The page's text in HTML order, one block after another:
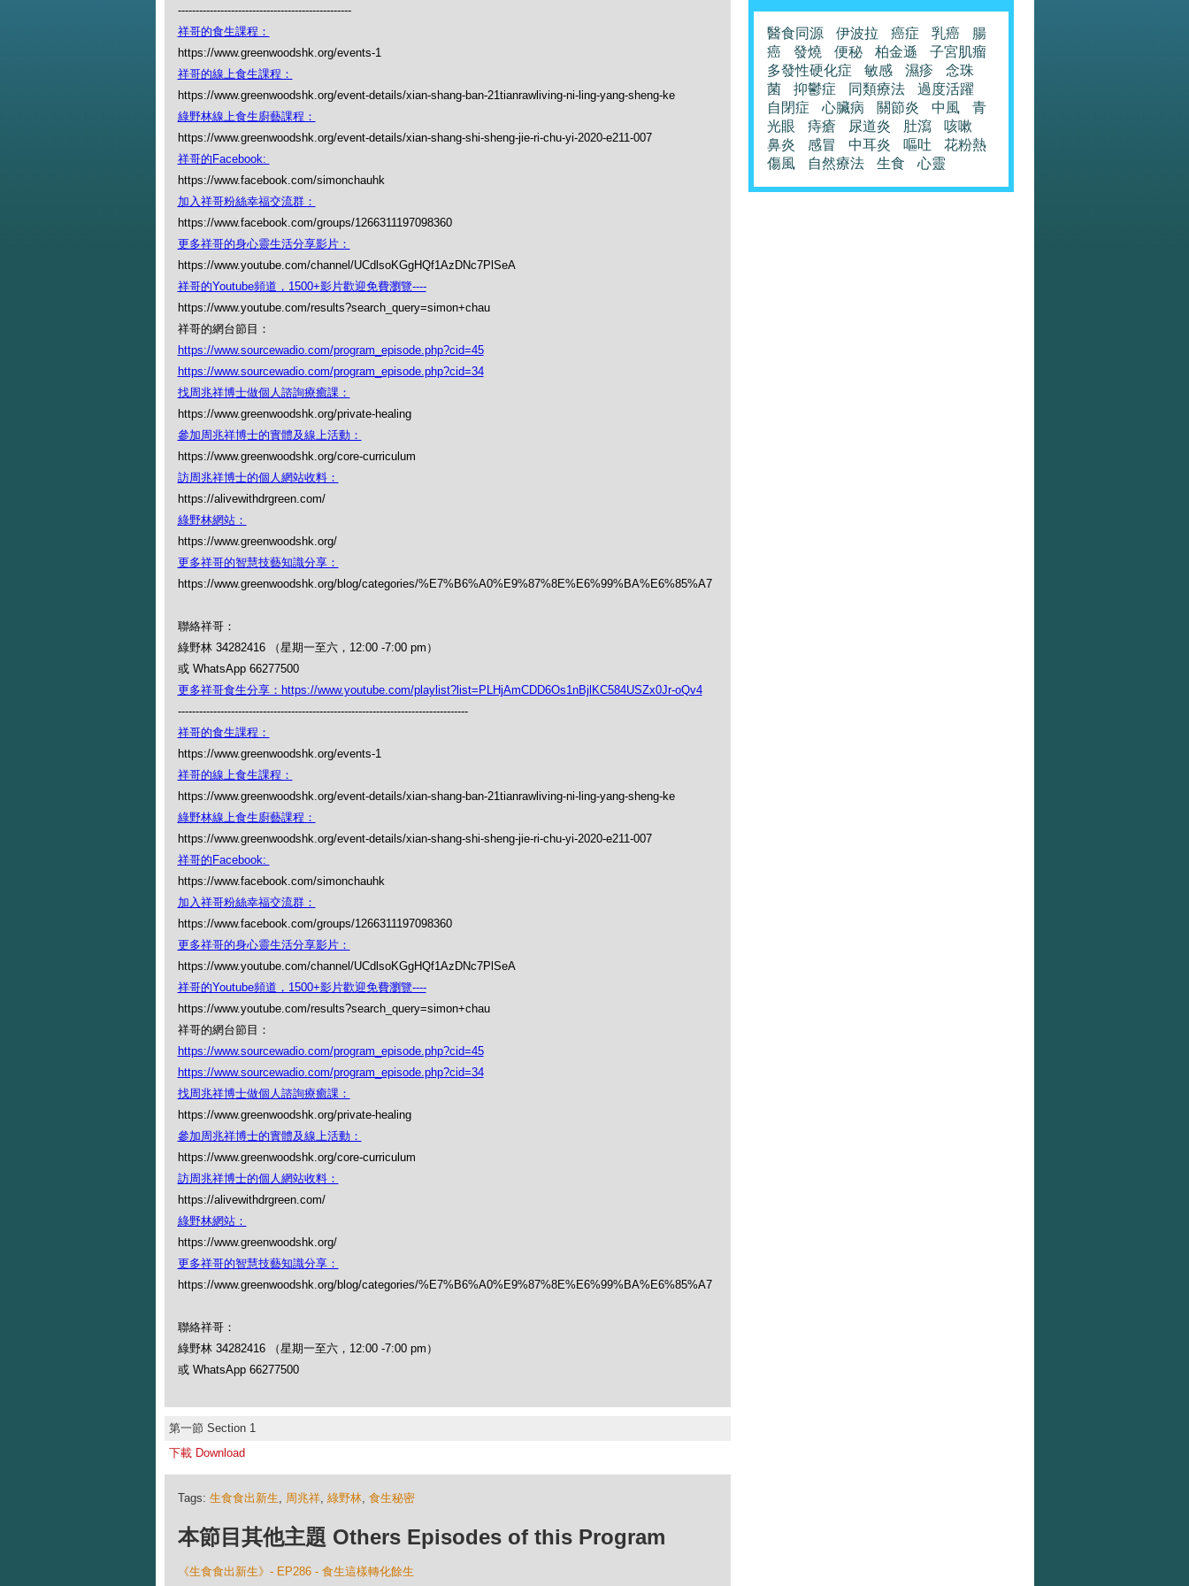
-------------------------------------------------
祥哥的食生課程：
https://www.greenwoodshk.org/events-1
祥哥的線上食生課程：
https://www.greenwoodshk.org/event-details/xian-shang-ban-21tianrawliving-ni-ling-yang-sheng-ke
綠野林線上食生廚藝課程：
https://www.greenwoodshk.org/event-details/xian-shang-shi-sheng-jie-ri-chu-yi-2020-e211-007
祥哥的Facebook:
https://www.facebook.com/simonchauhk
加入祥哥粉絲幸福交流群：
https://www.facebook.com/groups/1266311197098360
更多祥哥的身心靈生活分享影片：
https://www.youtube.com/channel/UCdlsoKGgHQf1AzDNc7PlSeA
祥哥的Youtube頻道，1500+影片歡迎免費瀏覽----
https://www.youtube.com/results?search_query=simon+chau
祥哥的網台節目：
https://www.sourcewadio.com/program_episode.php?cid=45
https://www.sourcewadio.com/program_episode.php?cid=34
找周兆祥博士做個人諮詢療癒課：
https://www.greenwoodshk.org/private-healing
參加周兆祥博士的實體及線上活動：
https://www.greenwoodshk.org/core-curriculum
訪周兆祥博士的個人網站收料：
https://alivewithdrgreen.com/
綠野林網站：
https://www.greenwoodshk.org/
更多祥哥的智慧技藝知識分享：
https://www.greenwoodshk.org/blog/categories/%E7%B6%A0%E9%87%8E%E6%99%BA%E6%85%A7
聯絡祥哥：
綠野林 34282416 （星期一至六，12:00 -7:00 pm）
或 WhatsApp 66277500
更多祥哥食生分享：https://www.youtube.com/playlist?list=PLHjAmCDD6Os1nBjlKC584USZx0Jr-oQv4
----------------------------------------------------------------------------------
祥哥的食生課程：
https://www.greenwoodshk.org/events-1
祥哥的線上食生課程：
https://www.greenwoodshk.org/event-details/xian-shang-ban-21tianrawliving-ni-ling-yang-sheng-ke
綠野林線上食生廚藝課程：
https://www.greenwoodshk.org/event-details/xian-shang-shi-sheng-jie-ri-chu-yi-2020-e211-007
祥哥的Facebook:
https://www.facebook.com/simonchauhk
加入祥哥粉絲幸福交流群：
https://www.facebook.com/groups/1266311197098360
更多祥哥的身心靈生活分享影片：
https://www.youtube.com/channel/UCdlsoKGgHQf1AzDNc7PlSeA
祥哥的Youtube頻道，1500+影片歡迎免費瀏覽----
https://www.youtube.com/results?search_query=simon+chau
祥哥的網台節目：
https://www.sourcewadio.com/program_episode.php?cid=45
https://www.sourcewadio.com/program_episode.php?cid=34
找周兆祥博士做個人諮詢療癒課：
https://www.greenwoodshk.org/private-healing
參加周兆祥博士的實體及線上活動：
https://www.greenwoodshk.org/core-curriculum
訪周兆祥博士的個人網站收料：
https://alivewithdrgreen.com/
綠野林網站：
https://www.greenwoodshk.org/
更多祥哥的智慧技藝知識分享：
https://www.greenwoodshk.org/blog/categories/%E7%B6%A0%E9%87%8E%E6%99%BA%E6%85%A7
聯絡祥哥：
綠野林 34282416 （星期一至六，12:00 -7:00 pm）
或 WhatsApp 66277500
第一節 Section 1
下載 Download
Tags: 生食食出新生, 周兆祥, 綠野林, 食生秘密
本節目其他主題 Others Episodes of this Program
《生食食出新生》- EP286 - 食生這樣轉化餘生
醫食同源 伊波拉 癌症 乳癌
腸
癌
發燒 便秘 柏金遜
子宮肌瘤
多發性硬化症
敏感 濕疹
念珠
菌
抑鬱症 同類療法
過度活躍
自閉症
心臟病 關節炎 中風
青
光眼
痔瘡 尿道炎 肚瀉
咳嗽
鼻炎
感冒 中耳炎 嘔吐
花粉熱
傷風
自然療法 生食 心靈